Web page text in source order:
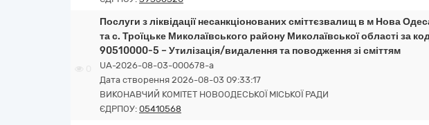
Послуги з ліквідації несанкціонованих сміттєзвалищ в м Нова
та с. Троїцьке Миколаївського району Миколаївської області за
90510000-5 – Утилізація/видалення та поводження зі сміттям
UA-2026-08-03-000678-a
Дата створення 2026-08-03 09:33:17
ВИКОНАВЧИЙ КОМІТЕТ НОВООДЕСЬКОЇ МІСЬКОЇ РАДИ
ЄДРПОУ: 05410568